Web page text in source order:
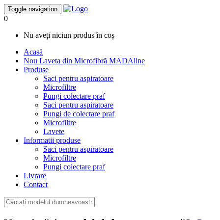
Toggle navigation
0
Nu aveți niciun produs în coș
Acasă
Nou Laveta din Microfibră MADAline
Produse
Saci pentru aspiratoare
Microfiltre
Pungi colectare praf
Saci pentru aspiratoare
Pungi de colectare praf
Microfiltre
Lavete
Informatii produse
Saci pentru aspiratoare
Microfiltre
Pungi colectare praf
Livrare
Contact